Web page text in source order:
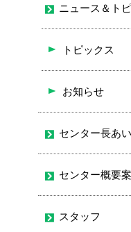
ニュース＆ト
トピックス
お知らせ
センター長あ
センター概要
スタッフ